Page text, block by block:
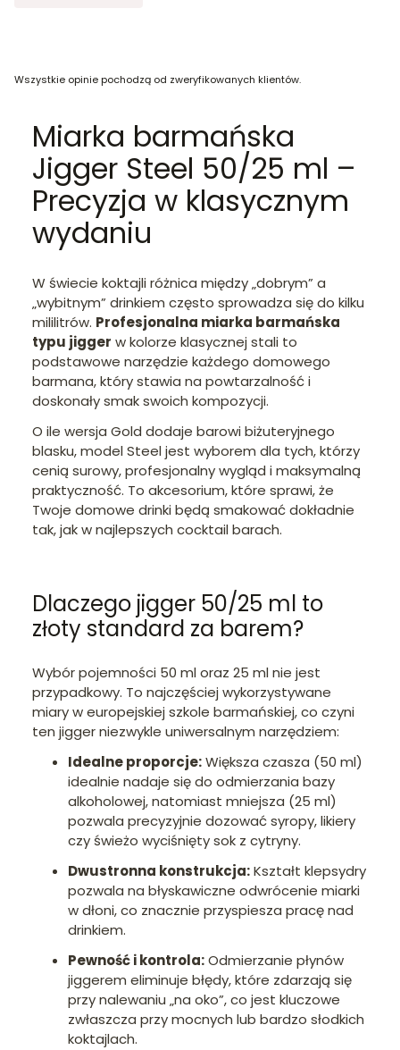
Wszystkie opinie pochodzą od zweryfikowanych klientów.
Miarka barmańska
Jigger Steel 50/25 ml –
Precyzja w klasycznym
wydaniu
W świecie koktajli różnica między „dobrym” a
„wybitnym” drinkiem często sprowadza się do kilku
mililitrów. Profesjonalna miarka barmańska
typu jigger w kolorze klasycznej stali to
podstawowe narzędzie każdego domowego
barmana, który stawia na powtarzalność i
doskonały smak swoich kompozycji.
O ile wersja Gold dodaje barowi biżuteryjnego
blasku, model Steel jest wyborem dla tych, którzy
cenią surowy, profesjonalny wygląd i maksymalną
praktyczność. To akcesorium, które sprawi, że
Twoje domowe drinki będą smakować dokładnie
tak, jak w najlepszych cocktail barach.
Dlaczego jigger 50/25 ml to
złoty standard za barem?
Wybór pojemności 50 ml oraz 25 ml nie jest
przypadkowy. To najczęściej wykorzystywane
miary w europejskiej szkole barmańskiej, co czyni
ten jigger niezwykle uniwersalnym narzędziem:
Idealne proporcje:Większa czasza (50 ml)
idealnie nadaje się do odmierzania bazy
alkoholowej, natomiast mniejsza (25 ml)
pozwala precyzyjnie dozować syropy, likiery
czy świeżo wyciśnięty sok z cytryny.
Dwustronna konstrukcja:Kształt klepsydry
pozwala na błyskawiczne odwrócenie miarki
w dłoni, co znacznie przyspiesza pracę nad
drinkiem.
Pewność i kontrola:Odmierzanie płynów
jiggerem eliminuje błędy, które zdarzają się
przy nalewaniu „na oko”, co jest kluczowe
zwłaszcza przy mocnych lub bardzo słodkich
koktajlach.